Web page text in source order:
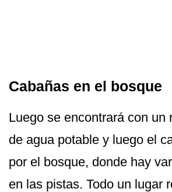
Cabañas en el bosque
Luego se encontrará con un
de agua potable y luego el
por el bosque, donde hay
en las pistas. Todo un lugar